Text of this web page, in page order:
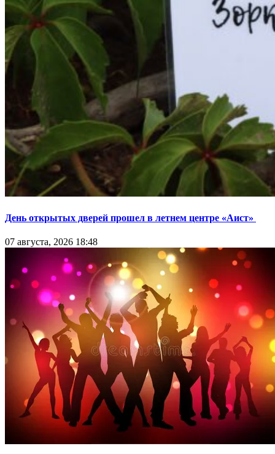
День открытых дверей прошел в летнем центре «Аист»
07 августа, 2026 18:48